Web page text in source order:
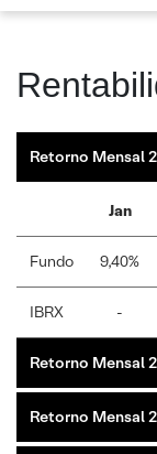
Retorno Mensal
Jan
Fundo 9,40%
IBRX -
Retorno Mensal
Retorno Mensal